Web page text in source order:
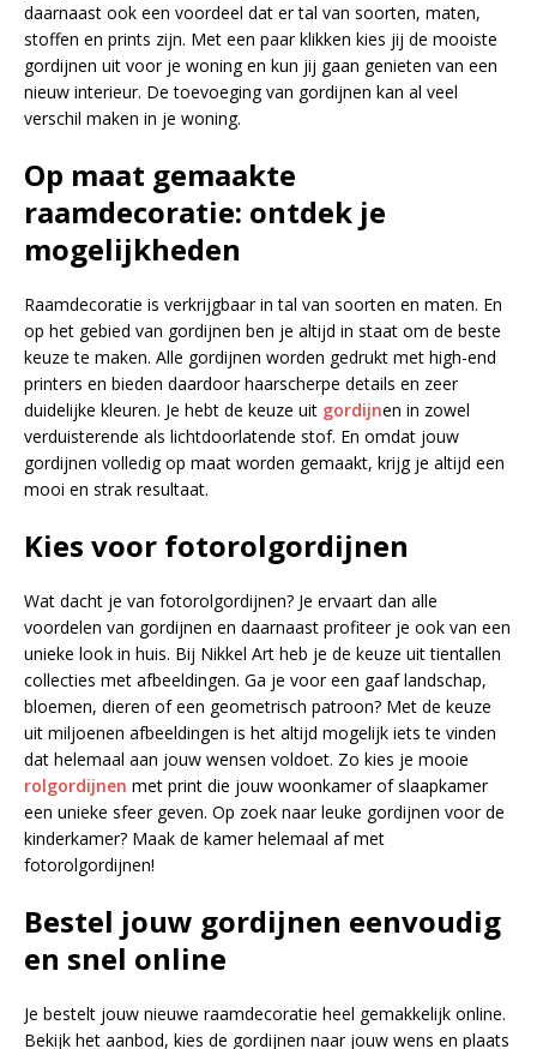
daarnaast ook een voordeel dat er tal van soorten, maten,
stoffen en prints zijn. Met een paar klikken kies jij de mooiste
gordijnen uit voor je woning en kun jij gaan genieten van een
nieuw interieur. De toevoeging van gordijnen kan al veel
verschil maken in je woning.
Op maat gemaakte
raamdecoratie: ontdek je
mogelijkheden
Raamdecoratie is verkrijgbaar in tal van soorten en maten. En
op het gebied van gordijnen ben je altijd in staat om de beste
keuze te maken. Alle gordijnen worden gedrukt met high-end
printers en bieden daardoor haarscherpe details en zeer
duidelijke kleuren. Je hebt de keuze uit gordijnen in zowel
verduisterende als lichtdoorlatende stof. En omdat jouw
gordijnen volledig op maat worden gemaakt, krijg je altijd een
mooi en strak resultaat.
Kies voor fotorolgordijnen
Wat dacht je van fotorolgordijnen? Je ervaart dan alle
voordelen van gordijnen en daarnaast profiteer je ook van een
unieke look in huis. Bij Nikkel Art heb je de keuze uit tientallen
collecties met afbeeldingen. Ga je voor een gaaf landschap,
bloemen, dieren of een geometrisch patroon? Met de keuze
uit miljoenen afbeeldingen is het altijd mogelijk iets te vinden
dat helemaal aan jouw wensen voldoet. Zo kies je mooie
rolgordijnen met print die jouw woonkamer of slaapkamer
een unieke sfeer geven. Op zoek naar leuke gordijnen voor de
kinderkamer? Maak de kamer helemaal af met
fotorolgordijnen!
Bestel jouw gordijnen eenvoudig
en snel online
Je bestelt jouw nieuwe raamdecoratie heel gemakkelijk online.
Bekijk het aanbod, kies de gordijnen naar jouw wens en plaats